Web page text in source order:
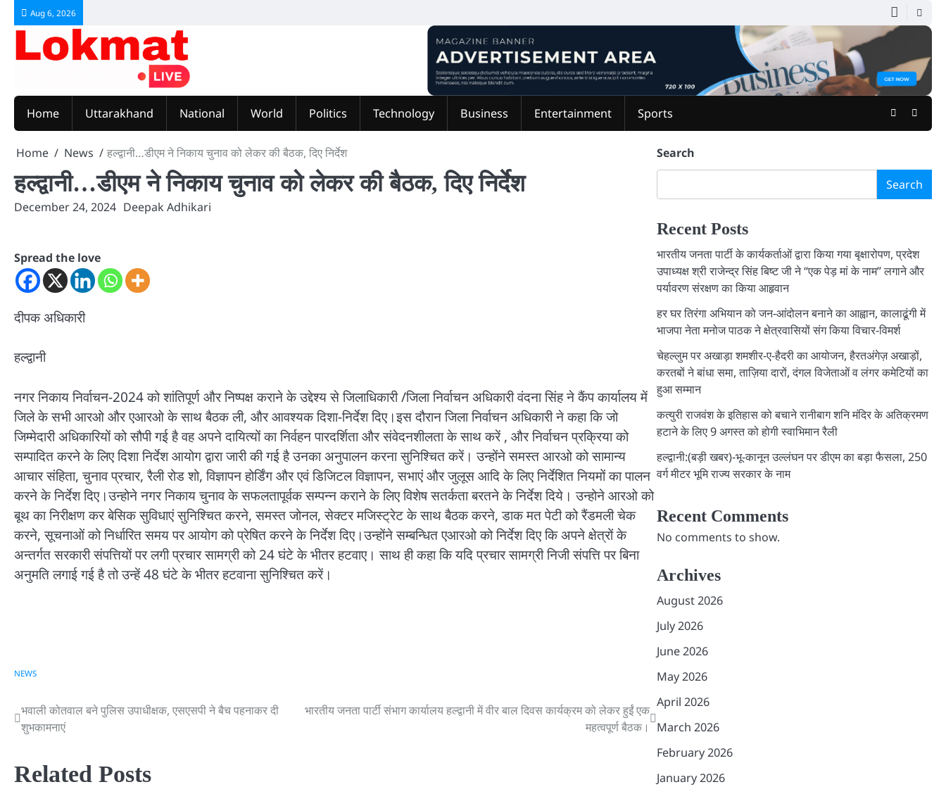
Aug 6, 2026
Home Uttarakhand National World Politics Technology Business Entertainment Sports Facebook
Home News हल्द्वानी…डीएम ने निकाय चुनाव को लेकर की बैठक, दिए निर्देश
हल्द्वानी…डीएम ने निकाय चुनाव को लेकर की बैठक, दिए निर्देश
December 24, 2024 Deepak Adhikari
Spread the love
दीपक अधिकारी
हल्द्वानी
नगर निकाय निर्वाचन-2024 को शांतिपूर्ण और निष्पक्ष कराने के उद्देश्य से जिलाधिकारी /जिला निर्वाचन अधिकारी वंदना सिंह ने कैंप कार्यालय में
जिले के सभी आरओ और एआरओ के साथ बैठक ली, और आवश्यक दिशा-निर्देश दिए।इस दौरान जिला निर्वाचन अधिकारी ने कहा कि जो
जिम्मेदारी अधिकारियों को सौपी गई है वह अपने दायित्यों का निर्वहन पारदर्शिता और संवेदनशीलता के साथ करें , और निर्वाचन प्रक्रिया को
सम्पादित करने के लिए दिशा निर्देश आयोग द्वारा जारी की गई है उनका अनुपालन करना सुनिश्चित करें। उन्होंने समस्त आरओ को सामान्य
आचार संहिता, चुनाव प्रचार, रैली रोड शो, विज्ञापन होर्डिंग और एवं डिजिटल विज्ञापन, सभाएं और जुलूस आदि के लिए निर्देशित नियमों का पालन
करने के निर्देश दिए।उन्होने नगर निकाय चुनाव के सफलतापूर्वक सम्पन्न कराने के लिए विशेष सतर्कता बरतने के निर्देश दिये। उन्होने आरओ को
बूथ का निरीक्षण कर बेसिक सुविधाएं सुनिश्चित करने, समस्त जोनल, सेक्टर मजिस्ट्रेट के साथ बैठक करने, डाक मत पेटी को रैंडमली चेक
करने, सूचनाओं को निर्धारित समय पर आयोग को प्रेषित करने के निर्देश दिए।उन्होंने सम्बन्धित एआरओ को निर्देश दिए कि अपने क्षेत्रों के
अन्तर्गत सरकारी संपत्तियों पर लगी प्रचार सामग्री को 24 घंटे के भीतर हटवाए। साथ ही कहा कि यदि प्रचार सामग्री निजी संपत्ति पर बिना
अनुमति लगाई गई है तो उन्हें 48 घंटे के भीतर हटवाना सुनिश्चित करें।
NEWS
Post
navigation
भवाली कोतवाल बने पुलिस उपाधीक्षक, एसएसपी ने बैच पहनाकर दी
शुभकामनाएं
भारतीय जनता पार्टी संभाग कार्यालय हल्द्वानी में वीर बाल दिवस कार्यक्रम को लेकर हुईं एक
महत्वपूर्ण बैठक।
Related Posts
Search
Search
Recent Posts
भारतीय जनता पार्टी के कार्यकर्ताओं द्वारा किया गया बृक्षारोपण, प्रदेश
उपाध्यक्ष श्री राजेन्द्र सिंह बिष्ट जी ने “एक पेड़ मां के नाम” लगाने और
पर्यावरण संरक्षण का किया आहृवान
हर घर तिरंगा अभियान को जन-आंदोलन बनाने का आह्वान, कालाढूंगी में
भाजपा नेता मनोज पाठक ने क्षेत्रवासियों संग किया विचार-विमर्श
चेहल्लुम पर अखाड़ा शमशीर-ए-हैदरी का आयोजन, हैरतअंगेज़ अखाड़ों,
करतबों ने बांधा समा, ताज़िया दारों, दंगल विजेताओं व लंगर कमेटियों का
हुआ सम्मान
कत्युरी राजवंश के इतिहास को बचाने रानीबाग शनि मंदिर के अतिक्रमण
हटाने के लिए 9 अगस्त को होगी स्वाभिमान रैली
हल्द्वानी:(बड़ी खबर)-भू-कानून उल्लंघन पर डीएम का बड़ा फैसला, 250
वर्ग मीटर भूमि राज्य सरकार के नाम
Recent Comments
No comments to show.
Archives
August 2026
July 2026
June 2026
May 2026
April 2026
March 2026
February 2026
January 2026